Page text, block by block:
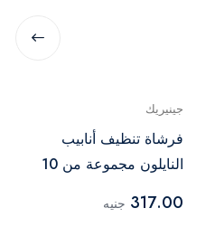
جينيريك
فرشاة تنظيف أنابيب
النايلون مجموعة من 10
317.00 جنيه